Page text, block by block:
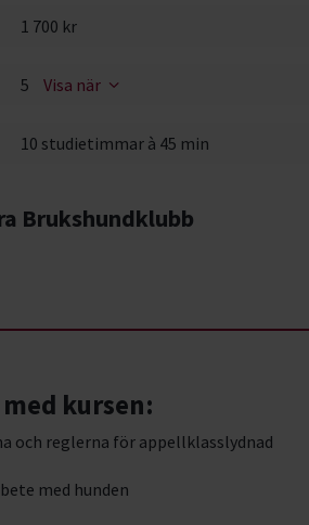
1 700 kr
5 Visa när
10 studietimmar à 45 min
Brukshundklubb
kursen:
och reglerna för appellklasslydnad
med hunden